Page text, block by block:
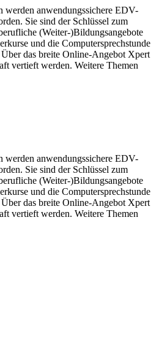
werden anwendungssichere EDV-
Sie sind der Schlüssel zum
(Weiter-)Bildungsangebote
und die Computersprechstunde
das breite Online-Angebot Xpert
vertieft werden. Weitere Themen
werden anwendungssichere EDV-
Sie sind der Schlüssel zum
(Weiter-)Bildungsangebote
und die Computersprechstunde
das breite Online-Angebot Xpert
vertieft werden. Weitere Themen